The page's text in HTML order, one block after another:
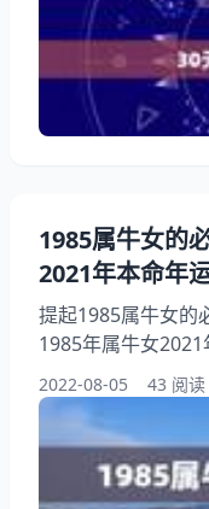
何对应？希望能够
1、十二生肖与月
时对应的节气时间
纪时的时刻、五行
1985属牛女的
2021年本命年
提起1985属牛女的
1985年属牛女
1985年属牛的今年
事？其实属牛1985
看年属牛女年本命
1985属牛女的必
1、年属牛女年本
2022-08-05 43 阅读